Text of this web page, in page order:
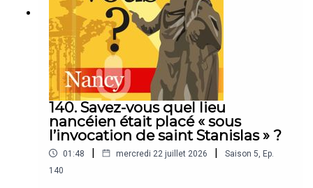
140. Savez-vous quel lieu
nancéien était placé « sous
l’invocation de saint Stanislas » ?
01:48 | mercredi 22 juillet 2026 | Saison 5 Ep.
140